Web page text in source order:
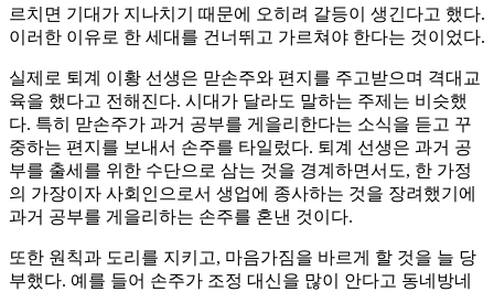
르치면 기대가 지나치기 때문에 오히려 갈등이 생긴다고 했다.
이러한 이유로 한 세대를 건너뛰고 가르쳐야 한다는 것이었다.
실제로 퇴계 이황 선생은 맏손주와 편지를 주고받으며 격대교
육을 했다고 전해진다. 시대가 달라도 말하는 주제는 비슷했
다. 특히 맏손주가 과거 공부를 게을리한다는 소식을 듣고 꾸
중하는 편지를 보내서 손주를 타일렀다. 퇴계 선생은 과거 공
부를 출세를 위한 수단으로 삼는 것을 경계하면서도, 한 가정
의 가장이자 사회인으로서 생업에 종사하는 것을 장려했기에
과거 공부를 게을리하는 손주를 혼낸 것이다.
또한 원칙과 도리를 지키고, 마음가짐을 바르게 할 것을 늘 당
부했다. 예를 들어 손주가 조정 대신을 많이 안다고 동네방네